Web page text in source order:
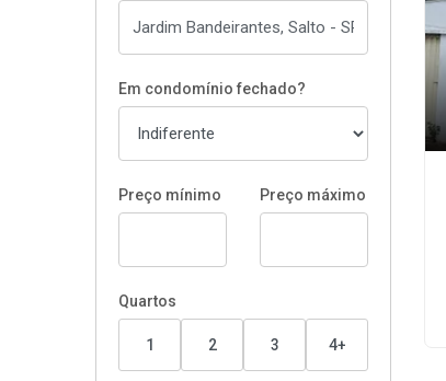
Em condomínio fechado?
Preço mínimo Preço máximo
Quartos
1 2 3 4+